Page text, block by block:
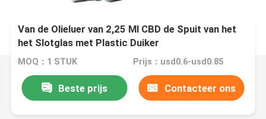
Van de Olieluer van 2,25 Ml CBD de Spuit van het
het Slotglas met Plastic Duiker
MOQ：1 STUK Prijs：usd0.6-usd0.85
Beste prijs Contacteer ons